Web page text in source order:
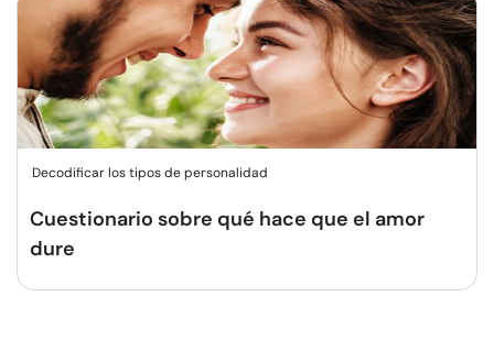
Decodificar los tipos de personalidad
Cuestionario sobre qué hace que el amor
dure